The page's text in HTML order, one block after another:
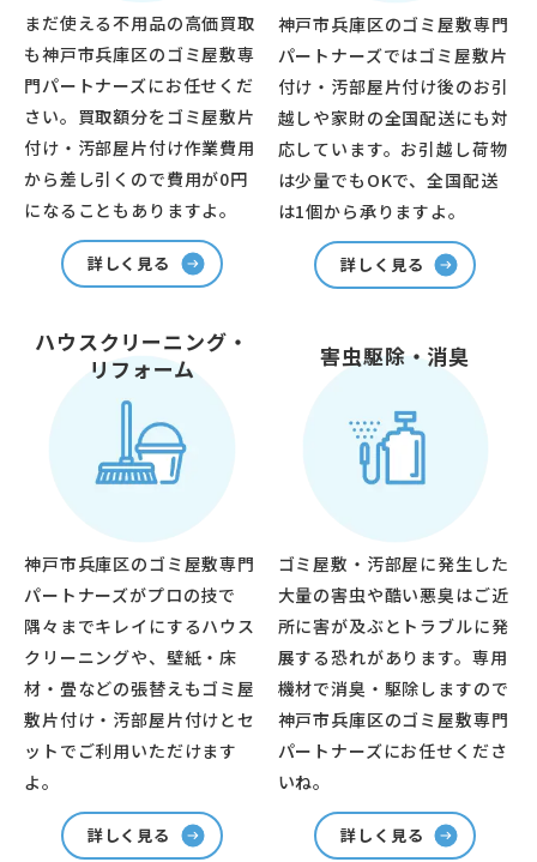
まだ使える不用品の高価買取
も神戸市兵庫区のゴミ屋敷専
門パートナーズにお任せくだ
さい。買取額分をゴミ屋敷片
付け・汚部屋片付け作業費用
から差し引くので費用が0円
になることもありますよ。
詳しく見る
神戸市兵庫区のゴミ屋敷専門
パートナーズではゴミ屋敷片
付け・汚部屋片付け後のお引
越しや家財の全国配送にも対
応しています。お引越し荷物
は少量でもOKで、全国配送
は1個から承りますよ。
詳しく見る
ハウスクリーニング・
リフォーム
神戸市兵庫区のゴミ屋敷専門
パートナーズがプロの技で
隅々までキレイにするハウス
クリーニングや、壁紙・床
材・畳などの張替えもゴミ屋
敷片付け・汚部屋片付けとセ
ットでご利用いただけます
よ。
詳しく見る
害虫駆除・消臭
ゴミ屋敷・汚部屋に発生した
大量の害虫や酷い悪臭はご近
所に害が及ぶとトラブルに発
展する恐れがあります。専用
機材で消臭・駆除しますので
神戸市兵庫区のゴミ屋敷専門
パートナーズにお任せくださ
いね。
詳しく見る